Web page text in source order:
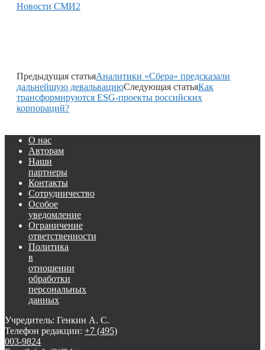
Новости СМИ2
Предыдущая статьяАналитики «Сбера» предсказали
дальнейшую девальвациюСледующая статьяКак
трансформируются ESG-проекты российских
корпораций?
О нас
Авторам
Наши
партнеры
Контакты
Сотрудничество
Особое
уведомление
Ограничение
ответственности
Политика
в
отношении
обработки
персональных
данных
Учредитель: Генкин А. С.
Телефон редакции: +7 (495)
003-9824